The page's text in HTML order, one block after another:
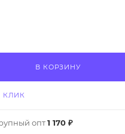
В КОРЗИНУ
КЛИК
опт1 170 ₽